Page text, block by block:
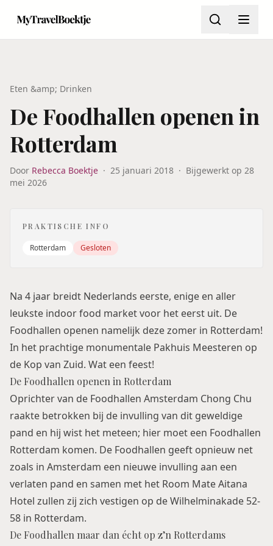
Eten &amp; Drinken
De Foodhallen openen in
Rotterdam
Door Rebecca Boektje · 25 januari 2018 · Bijgewerkt op 28
mei 2026
PRAKTISCHE INFO
Rotterdam Gesloten
Na 4 jaar breidt Nederlands eerste, enige en aller
leukste indoor food market voor het eerst uit. De
Foodhallen openen namelijk deze zomer in Rotterdam!
In het prachtige monumentale Pakhuis Meesteren op
de Kop van Zuid. Wat een feest!
De Foodhallen openen in Rotterdam
Oprichter van de Foodhallen Amsterdam Chong Chu
raakte betrokken bij de invulling van dit geweldige
pand en hij wist het meteen; hier moet een Foodhallen
Rotterdam komen. De Foodhallen geeft opnieuw net
zoals in Amsterdam een nieuwe invulling aan een
verlaten pand en samen met het Room Mate Aitana
Hotel zullen zij zich vestigen op de Wilhelminakade 52-
58 in Rotterdam.
De Foodhallen maar dan écht op z’n Rotterdams